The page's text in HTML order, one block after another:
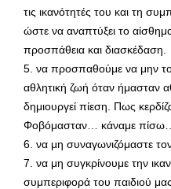
τις ικανότητές του και τη
ώστε να αναπτύξει το
προσπάθεια και διασκέδαση.
5. να προσπαθούμε να μην
αθλητική ζωή όταν ήμασταν
δημιουργεί πίεση. Πως
Φοβόμασταν… κάναμε
6. να μη συναγωνιζόμαστε
7. να μη συγκρίνουμε την
συμπεριφορά του παιδιού